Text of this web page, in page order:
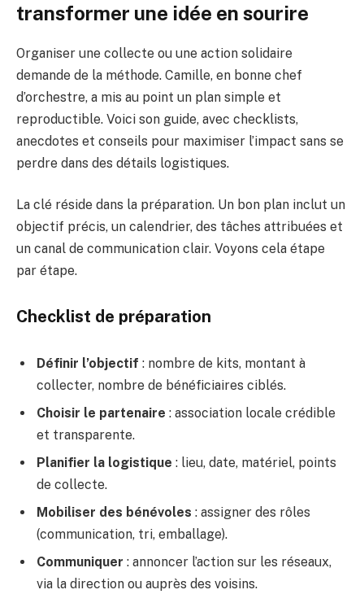
transformer une idée en sourire
Organiser une collecte ou une action solidaire
demande de la méthode. Camille, en bonne chef
d’orchestre, a mis au point un plan simple et
reproductible. Voici son guide, avec checklists,
anecdotes et conseils pour maximiser l’impact sans se
perdre dans des détails logistiques.
La clé réside dans la préparation. Un bon plan inclut un
objectif précis, un calendrier, des tâches attribuées et
un canal de communication clair. Voyons cela étape
par étape.
Checklist de préparation
Définir l’objectif : nombre de kits, montant à
collecter, nombre de bénéficiaires ciblés.
Choisir le partenaire : association locale crédible
et transparente.
Planifier la logistique : lieu, date, matériel, points
de collecte.
Mobiliser des bénévoles : assigner des rôles
(communication, tri, emballage).
Communiquer : annoncer l’action sur les réseaux,
via la direction ou auprès des voisins.